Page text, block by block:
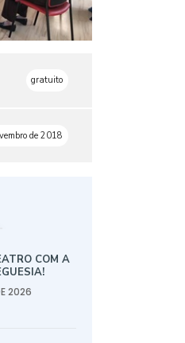
gratuito
de 2018
COM A
2026